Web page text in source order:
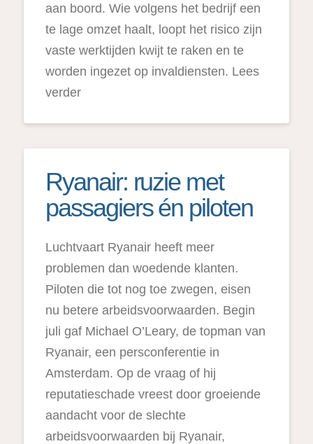
aan boord. Wie volgens het bedrijf een
te lage omzet haalt, loopt het risico zijn
vaste werktijden kwijt te raken en te
worden ingezet op invaldiensten. Lees
verder
Ryanair: ruzie met
passagiers én piloten
Luchtvaart Ryanair heeft meer
problemen dan woedende klanten.
Piloten die tot nog toe zwegen, eisen
nu betere arbeidsvoorwaarden. Begin
juli gaf Michael O’Leary, de topman van
Ryanair, een persconferentie in
Amsterdam. Op de vraag of hij
reputatieschade vreest door groeiende
aandacht voor de slechte
arbeidsvoorwaarden bij Ryanair,